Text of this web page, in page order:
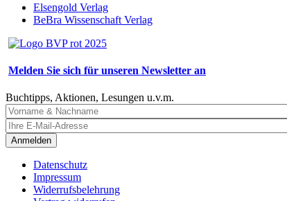
Elsengold Verlag
BeBra Wissenschaft Verlag
Melden Sie sich für unseren Newsletter an
Buchtipps, Aktionen, Lesungen u.v.m.
Anmelden
Datenschutz
Impressum
Widerrufsbelehrung